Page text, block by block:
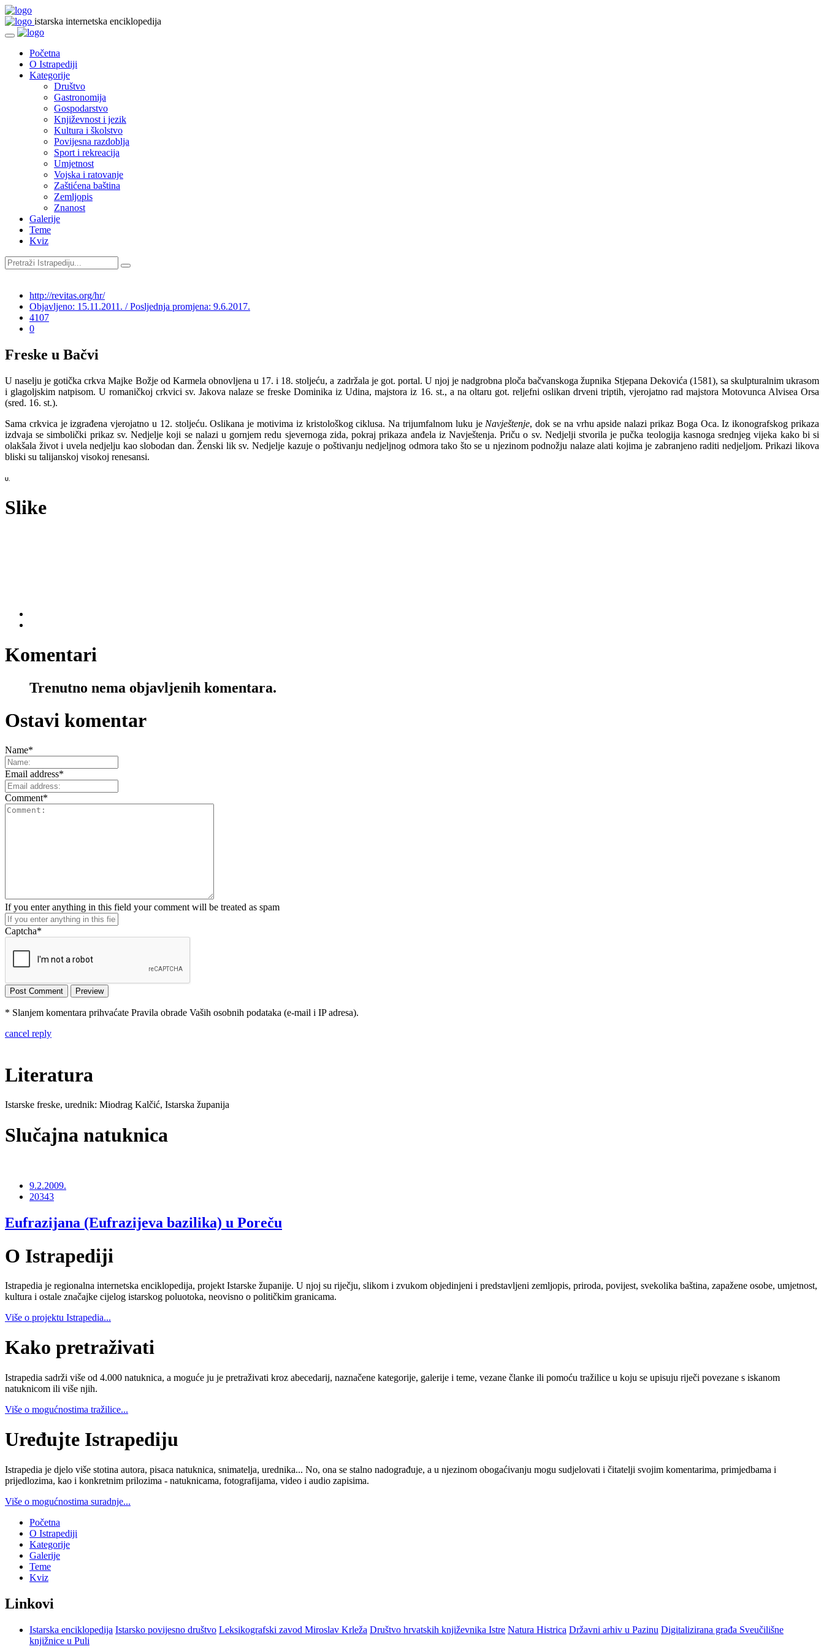
istarska internetska enciklopedija
Početna
O Istrapediji
Kategorije
Društvo
Gastronomija
Gospodarstvo
Književnost i jezik
Kultura i školstvo
Povijesna razdoblja
Sport i rekreacija
Umjetnost
Vojska i ratovanje
Zaštićena baština
Zemljopis
Znanost
Galerije
Teme
Kviz
http://revitas.org/hr/
Objavljeno: 15.11.2011. / Posljednja promjena: 9.6.2017.
4107
0
Freske u Bačvi
U naselju je gotička crkva Majke Božje od Karmela obnovljena u 17. i 18. stoljeću, a zadržala je got. portal. U njoj je nadgrobna ploča bačvanskoga župnika Stjepana Dekovića (1581), sa skulpturalnim ukrasom
i glagoljskim natpisom. U romaničkoj crkvici sv. Jakova nalaze se freske Dominika iz Udina, majstora iz 16. st., a na oltaru got. reljefni oslikan drveni triptih, vjerojatno rad majstora Motovunca Alvisea Orsa
(sred. 16. st.).
Sama crkvica je izgrađena vjerojatno u 12. stoljeću. Oslikana je motivima iz kristološkog ciklusa. Na trijumfalnom luku je Navještenje, dok se na vrhu apside nalazi prikaz Boga Oca. Iz ikonografskog prikaza
izdvaja se simbolički prikaz sv. Nedjelje koji se nalazi u gornjem redu sjevernoga zida, pokraj prikaza anđela iz Navještenja. Priču o sv. Nedjelji stvorila je pučka teologija kasnoga srednjeg vijeka kako bi si
olakšala život i uvela nedjelju kao slobodan dan. Ženski lik sv. Nedjelje kazuje o poštivanju nedjeljnog odmora tako što se u njezinom podnožju nalaze alati kojima je zabranjeno raditi nedjeljom. Prikazi likova
bliski su talijanskoj visokoj renesansi.
U.
Slike
Komentari
Trenutno nema objavljenih komentara.
Ostavi komentar
Name*
Email address*
Comment*
If you enter anything in this field your comment will be treated as spam
Captcha*
* Slanjem komentara prihvaćate Pravila obrade Vaših osobnih podataka (e-mail i IP adresa).
cancel reply
Literatura
Istarske freske, urednik: Miodrag Kalčić, Istarska županija
Slučajna natuknica
9.2.2009.
20343
Eufrazijana (Eufrazijeva bazilika) u Poreču
O Istrapediji
Istrapedia je regionalna internetska enciklopedija, projekt Istarske županije. U njoj su riječju, slikom i zvukom objedinjeni i predstavljeni zemljopis, priroda, povijest, svekolika baština, zapažene osobe, umjetnost,
kultura i ostale značajke cijelog istarskog poluotoka, neovisno o političkim granicama.
Više o projektu Istrapedia...
Kako pretraživati
Istrapedia sadrži više od 4.000 natuknica, a moguće ju je pretraživati kroz abecedarij, naznačene kategorije, galerije i teme, vezane članke ili pomoću tražilice u koju se upisuju riječi povezane s iskanom
natuknicom ili više njih.
Više o mogućnostima tražilice...
Uređujte Istrapediju
Istrapedia je djelo više stotina autora, pisaca natuknica, snimatelja, urednika... No, ona se stalno nadograđuje, a u njezinom obogaćivanju mogu sudjelovati i čitatelji svojim komentarima, primjedbama i
prijedlozima, kao i konkretnim prilozima - natuknicama, fotografijama, video i audio zapisima.
Više o mogućnostima suradnje...
Početna
O Istrapediji
Kategorije
Galerije
Teme
Kviz
Linkovi
Istarska enciklopedija Istarsko povijesno društvo Leksikografski zavod Miroslav Krleža Društvo hrvatskih književnika Istre Natura Histrica Državni arhiv u Pazinu Digitalizirana građa Sveučilišne
knjižnice u Puli